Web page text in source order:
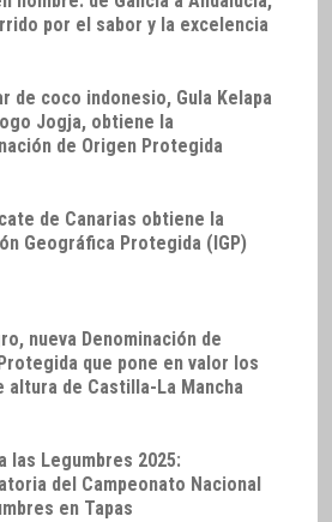
por el sabor y la excelencia
de coco indonesio, Gula Kelapa
Jogja, obtiene la
de Origen Protegida
de Canarias obtiene la
Geográfica Protegida (IGP)
nueva Denominación de
que pone en valor los
altura de Castilla-La Mancha
las Legumbres 2025:
del Campeonato Nacional
en Tapas